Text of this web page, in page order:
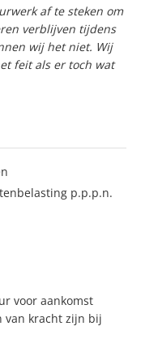
af te steken om
verblijven tijdens
wij het niet. Wij
feit als er toch wat
p.p.p.n.
voor aankomst
van kracht zijn bij